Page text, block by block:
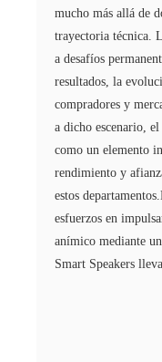
mucho más allá de
trayectoria técnica.
a desafíos
resultados, la
compradores y
a dicho escenario,
como un elemento
rendimiento y
estos
esfuerzos en
anímico mediante
Smart Speakers